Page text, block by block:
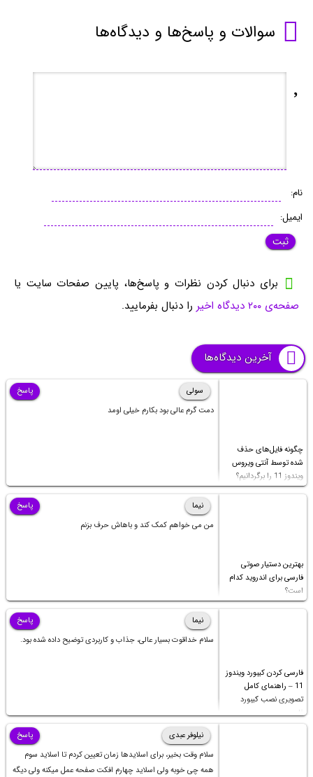
سوالات و پاسخ‌ها و دیدگاه‌ها
نام:
ایمیل:
برای دنبال کردن نظرات و پاسخ‌ها، پایین صفحات سایت یا
صفحه‌ی ۲۰۰ دیدگاه اخیر
را دنبال بفرمایید.
آخرین دیدگاه‌ها
چگونه فایل‌های حذف
شده توسط آنتی ویروس
ویندوز 11 را برگردانیم؟
سولی
دمت گرم عالی بود بکارم خیلی اومد
پاسخ
بهترین دستیار صوتی
فارسی برای اندروید کدام
است؟
نیما
من می خواهم کمک کند و باهاش حرف بزنم
پاسخ
فارسی کردن کیبورد ویندوز
11 – راهنمای کامل
تصویری نصب کیبورد
فارسی
نیما
سلام خداقوت بسیار عالی، جذاب و کاربردی توضیح داده شده بود.
پاسخ
نیلوفر عبدی
سلام وقت بخیر، برای اسلایدها زمان تعیین کردم تا اسلاید سوم
همه چی خوبه ولی اسلاید چهارم افکت صفحه عمل میکنه ولی دیگه
پاسخ